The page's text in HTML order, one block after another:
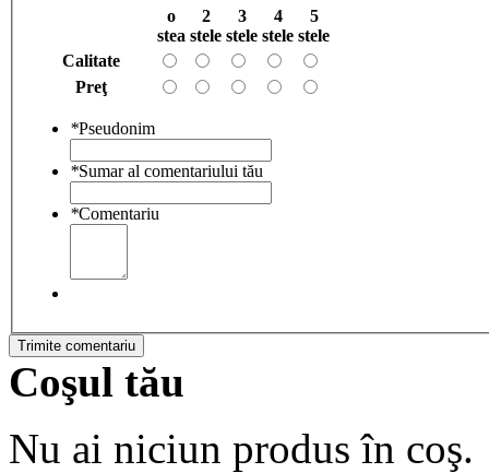
o
stea
2
stele
3
stele
4
stele
5
stele
Calitate
Preţ
*Pseudonim
*Sumar al comentariului tău
*Comentariu
Trimite comentariu
Coşul tău
Nu ai niciun produs în coş.